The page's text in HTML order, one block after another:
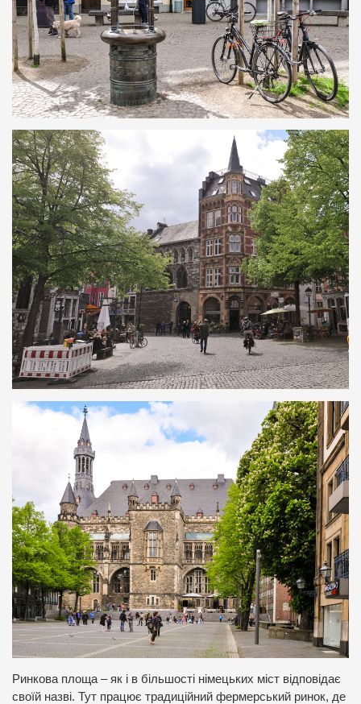
Ринкова площа – як і в більшості німецьких міст відповідає
своїй назві. Тут працює традиційний фермерський ринок, де